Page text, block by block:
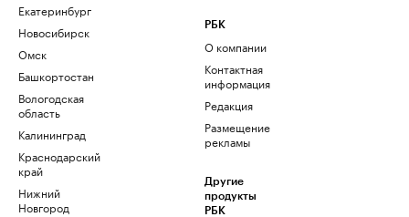
Екатеринбург
Новосибирск
Омск
Башкортостан
Вологодская
область
Калининград
Краснодарский
край
Нижний
Новгород
РБК
О компании
Контактная
информация
Редакция
Размещение
рекламы
Другие
продукты
РБК